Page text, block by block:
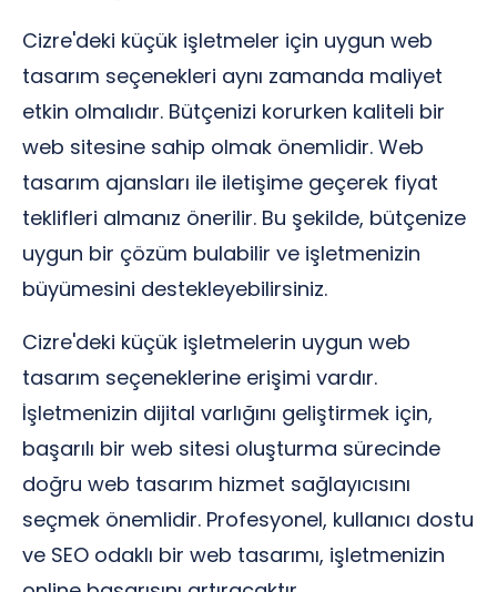
Cizre'deki küçük işletmeler için uygun web
tasarım seçenekleri aynı zamanda maliyet
etkin olmalıdır. Bütçenizi korurken kaliteli bir
web sitesine sahip olmak önemlidir. Web
tasarım ajansları ile iletişime geçerek fiyat
teklifleri almanız önerilir. Bu şekilde, bütçenize
uygun bir çözüm bulabilir ve işletmenizin
büyümesini destekleyebilirsiniz.
Cizre'deki küçük işletmelerin uygun web
tasarım seçeneklerine erişimi vardır.
İşletmenizin dijital varlığını geliştirmek için,
başarılı bir web sitesi oluşturma sürecinde
doğru web tasarım hizmet sağlayıcısını
seçmek önemlidir. Profesyonel, kullanıcı dostu
ve SEO odaklı bir web tasarımı, işletmenizin